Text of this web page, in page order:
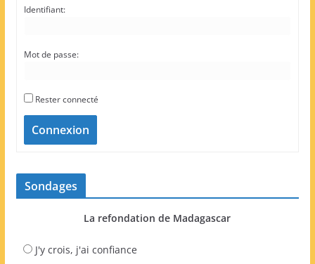
Identifiant:
Mot de passe:
Rester connecté
Connexion
Sondages
La refondation de Madagascar
J'y crois, j'ai confiance